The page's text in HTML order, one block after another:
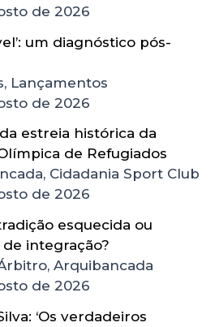
de 2026
um diagnóstico pós-
Lançamentos
de 2026
estreia histórica da
de Refugiados
Cidadania Sport Club
de 2026
esquecida ou
integração?
Arquibancada
de 2026
‘Os verdadeiros